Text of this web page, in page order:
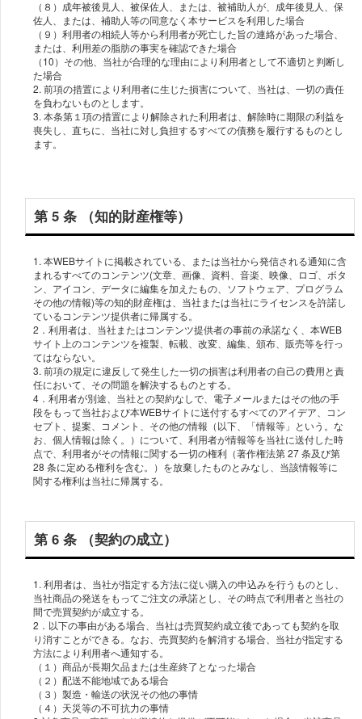
（８）成年被後見人、被保佐人、または、被補助人が、成年後見人、保
佐人、または、補助人等の同意なく本サービスを利用した場合
（９）利用者の相続人等から利用者が死亡した旨の連絡があった場合、
または、利用差の脂肪の事実を確認できた場合
（10）その他、当社が合理的な理由により利用者として不適切と判断し
た場合
2. 前項の措置により利⽤者に⽣じた損害について、当社は、⼀切の責任
を負わないものとします。
3. 本条第１項の措置により解除された利⽤者は、解除時に期限の利益を
喪失し、直ちに、当社に対し負担するすべての債務を履⾏するものとし
ます。
第 5 条 （知的財産権等）
1. 本WEBサイトに掲載されている、または当社から発信される通知に含
まれるすべてのコンテンツ(⽂章、画像、資料、⾳楽、映像、ロゴ、ボタ
ン、アイコン、データに編集を加えたもの、ソフトウェア、プログラム
その他の情報)等の知的財産権は、当社または当社にライセンスを許諾し
ているコンテンツ提供者に帰属する。
2．利用者は、当社またはコンテンツ提供者の事前の承諾なく、本WEB
サイト上のコンテンツを複製、転載、改変、編集、頒布、販売等を行っ
てはならない。
3. 前項の規定に違反して発生した一切の損害は利⽤者の⾃⼰の費⽤と責
任において、その問題を解決するものとする。
4．利⽤者が別途、当社との契約なしで、電⼦メールまたはその他の⼿
段をもって当社および本WEBサイトに送付するすべてのアイデア、コン
セプト、提案、コメント、その他の情報（以下、「情報等」という。な
お、個⼈情報は除く。）について、利⽤者が情報等を当社に送付した時
点で、利⽤者がその情報に関する⼀切の権利（著作権法第 27 条及び第
28 条に定める権利を含む。）を放棄したものとみなし、当該情報等に
第 6 条 （契約の成立）
1. 利⽤者は、当社が指定する⽅法に従い購⼊の申込みを⾏うものとし、
当社商品の発送をもってご注文の承諾とし、その時点で利用者と当社の
間で売買契約が成立する。
2．以下の事由がある場合、当社は売買契約成立後であっても契約を取
り消すことができる。なお、売買契約を解消する場合、当社が指定する
方法により利用者へ通知する。
（１）商品が長期欠品または生産終了となった場合
（２）配送不能地域である場合
（３）製造・輸送の状況その他の事情
（４）天災等の不可抗力の事情